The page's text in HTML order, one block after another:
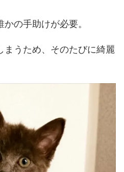
の手助けが必要。
まうため、そのたびに綺麗